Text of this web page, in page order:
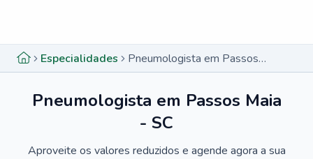
Especialidades Pneumologista em Passos Maia - SC
Pneumologista em Passos Maia
- SC
Aproveite os valores reduzidos e agende agora a sua